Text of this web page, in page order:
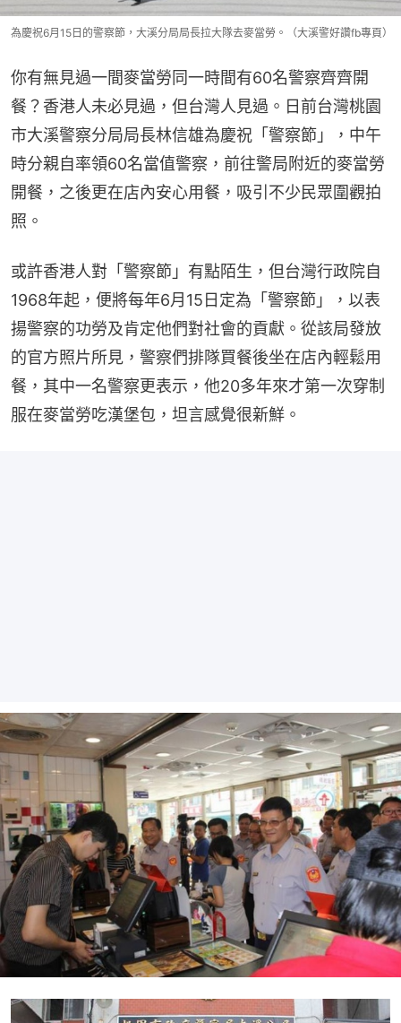
為慶祝6月15日的警察節，大溪分局局長拉大隊去麥當勞。（大溪警好讚fb專頁）
你有無見過一間麥當勞同一時間有60名警察齊齊開
餐？香港人未必見過，但台灣人見過。日前台灣桃園
市大溪警察分局局長林信雄為慶祝「警察節」，中午
時分親自率領60名當值警察，前往警局附近的麥當勞
開餐，之後更在店內安心用餐，吸引不少民眾圍觀拍
照。
或許香港人對「警察節」有點陌生，但台灣行政院自
1968年起，便將每年6月15日定為「警察節」，以表
揚警察的功勞及肯定他們對社會的貢獻。從該局發放
的官方照片所見，警察們排隊買餐後坐在店內輕鬆用
餐，其中一名警察更表示，他20多年來才第一次穿制
服在麥當勞吃漢堡包，坦言感覺很新鮮。